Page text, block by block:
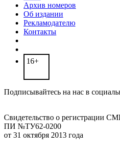
Архив номеров
Об издании
Рекламодателю
Контакты
16+
Подписывайтесь на нас в
Свидетельство о регистрации
ПИ №ТУ62-0200
от 31 октября 2013 года